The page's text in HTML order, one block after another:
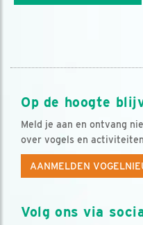
Op de hoogte
Meld je aan en ontvang
over vogels en
AANMELDEN
Volg ons via